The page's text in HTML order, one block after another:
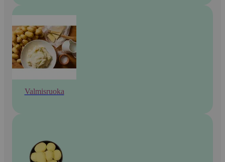
Valmisruoka